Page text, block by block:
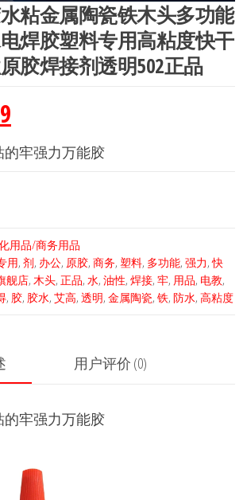
粘金属陶瓷铁木头多功能
焊胶塑料专用高粘度快干
胶焊接剂透明502正品
的牢强力万能胶
用品/商务用品
用, 剂, 办公, 原胶, 商务, 塑料, 多功能, 强力,快
舰店, 木头, 正品, 水, 油性, 焊接, 牢, 用品, 电教,
, 胶, 胶水, 艾高, 透明, 金属陶瓷, 铁, 防水, 高粘度
用户评价 (0)
的牢强力万能胶